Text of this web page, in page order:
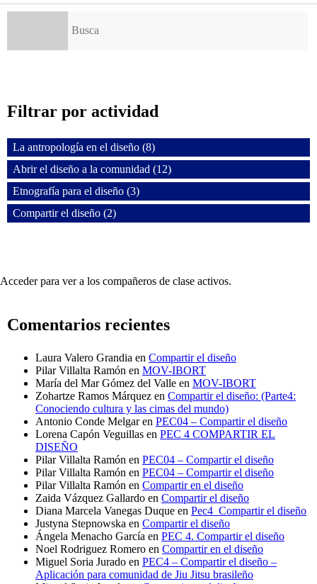
Filtrar por actividad
La antropología en el diseño (8)
Abrir el diseño a la comunidad (12)
Etnografía para el diseño (3)
Compartir el diseño (2)
Acceder para ver a los compañeros de clase activos.
Comentarios recientes
Laura Valero Grandia en Compartir el diseño
Pilar Villalta Ramón en MOV-IBORT
María del Mar Gómez del Valle en MOV-IBORT
Zohartze Ramos Márquez en Compartir el diseño: (Parte4:
Conociendo cultura y las cimas del mundo)
Antonio Conde Melgaren PEC04 – Compartir el diseño
Lorena Capón Veguillas en PEC 4 COMPARTIR EL
DISEÑO
Pilar Villalta Ramón en PEC04 – Compartir el diseño
Pilar Villalta Ramón en PEC04 – Compartir el diseño
Pilar Villalta Ramón en Compartir en el diseño
Zaida Vázquez Gallardo en Compartir el diseño
Diana Marcela Vanegas Duque en Pec4_Compartir el diseño
Justyna Stepnowska en Compartir el diseño
Ángela Menacho García en PEC 4. Compartir el diseño
Noel Rodriguez Romero en Compartir en el diseño
Miguel Soria Jurado en PEC4 – Compartir el diseño –
Aplicación para comunidad de Jiu Jitsu brasileño